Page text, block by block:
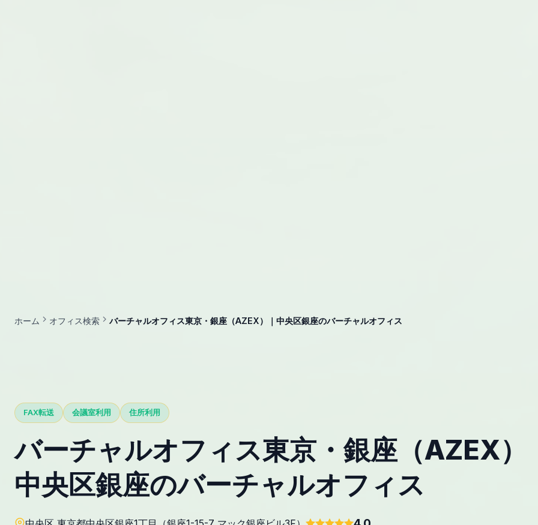
ホーム オフィス検索 バーチャルオフィス東京・銀座（AZEX）｜中央区銀座のバーチャルオフィス
FAX転送 会議室利用 住所利用
バーチャルオフィス東京・銀座（AZEX）｜
中央区銀座のバーチャルオフィス